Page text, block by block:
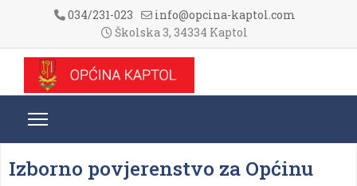
034/231-023
info@opcina-kaptol.com
Školska 3, 34334 Kaptol
Izborno povjerenstvo za Općinu